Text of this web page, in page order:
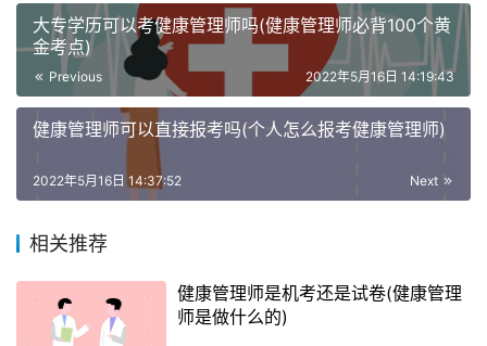
的，补贴标准一般不超过1000元；
职工取得中级（四级）职业资格证书或职业技能等级证书
的，补贴标准一般不超过1500元；
职工取得高级（三级）职业资格证书或职业技能等级证书
的，补贴标准一般不超过2000元。
技能提升补贴的标准由省级人力资源社会保障部门、财政部
费标准等因素综合确定，并适时调整。
大专学历可以考健康管理师吗(健康管理师必背100个黄
金考点)
Previous 2022年5月16日 14:19:43
健康管理师可以直接报考吗(个人怎么报考健康管理师)
Next
2022年5月16日 14:37:52
相关推荐
健康管理师是机考还是试卷(健康管理
师是做什么的)